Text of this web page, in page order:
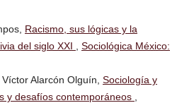
Racismo, sus lógicas y la
del siglo XXI
Sociológica México:
Alarcón Olguín, Sociología y
y desafíos contemporáneos